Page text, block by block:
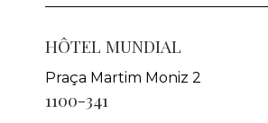
HÔTEL MUNDIAL
Praça Martim Moniz 2
1100-341